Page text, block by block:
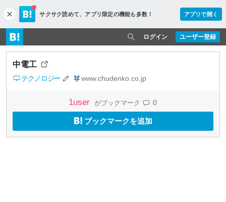
c
l
o
s
e
サクサク読めて、 アプリ限定の機能も多数！ アプリで開く
ユーザー登録
ログイン
中電工
テクノロジー www.chudenko.co.jp
1user がブックマーク 0
ブックマークを追加